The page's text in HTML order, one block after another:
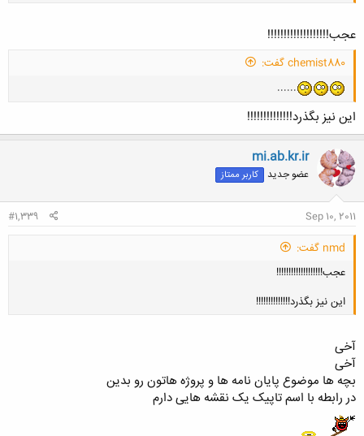
عجب!!!!!!!!!!!!!!!!!!!
chemist880 گفت:
......
این نیز بگذرد!!!!!!!!!!!!!!
mi.ab.kr.ir
عضو جدید کاربر ممتاز
Sep 10, 2011
#1,339
nmd گفت:
عجب!!!!!!!!!!!!!!!!!!!
این نیز بگذرد!!!!!!!!!!!!!!
کلیک کنید تا باز شود...
آخی
آخی
بچه ها موضوع پایان نامه ها و پروژه هاتون رو بدین
در رابطه با اسم تاپیک یک نقشه هایی دارم